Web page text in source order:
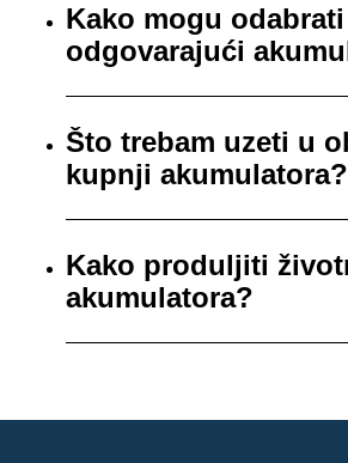
Kako mogu odabrati
odgovarajući
Što trebam uzeti u
kupnji akumulatora?
Kako produljiti
akumulatora?